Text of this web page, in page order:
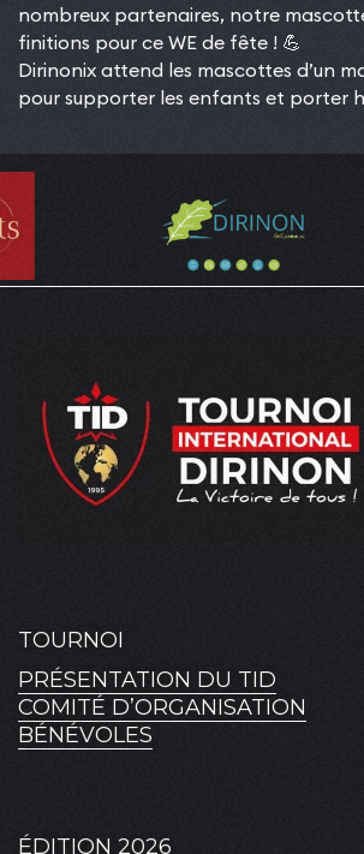
nombreux partenaires, notre
finitions pour ce WE de fête ! 💪
Dirinonix attend les mascottes d’un
pour supporter les enfants et porter
TOURNOI
PRÉSENTATION DU TID
COMITÉ D’ORGANISATION
BÉNÉVOLES
ÉDITION 2026